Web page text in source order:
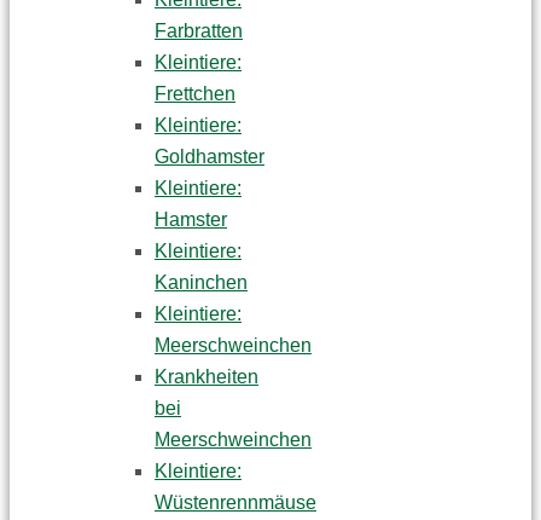
Farbratten
Kleintiere:
Frettchen
Kleintiere:
Goldhamster
Kleintiere:
Hamster
Kleintiere:
Kaninchen
Kleintiere:
Meerschweinchen
Krankheiten
bei
Meerschweinchen
Kleintiere:
Wüstenrennmäuse